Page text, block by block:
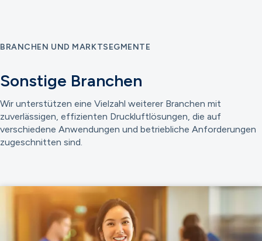
BRANCHEN UND MARKTSEGMENTE
Sonstige Branchen
Wir unterstützen eine Vielzahl weiterer Branchen mit
zuverlässigen, effizienten Druckluftlösungen, die auf
verschiedene Anwendungen und betriebliche Anforderungen
zugeschnitten sind.